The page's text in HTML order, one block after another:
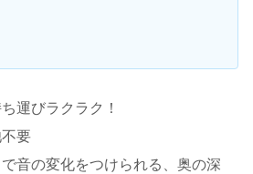
運びラクラク！
要
音の変化をつけられる、奥の深